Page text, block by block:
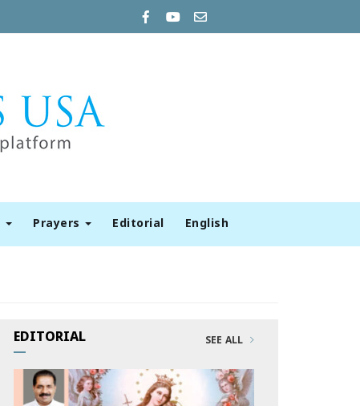
Prayers Editorial English
EDITORIAL SEE ALL